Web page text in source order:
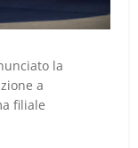
la
a
filiale